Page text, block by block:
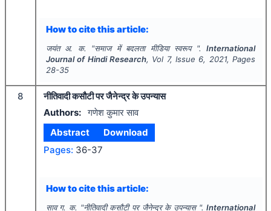
How to cite this article:
जयंत अ. क. "समाज में बदलता मीडिया स्वरूप ".International
Journal of Hindi Research, Vol 7, Issue 6, 2021, Pages
28-35
8
नीतिवादी कसौटी पर जैनेन्द्र के उपन्यास
Authors: गणेश कुमार साव
Abstract
Download
Pages: 36-37
How to cite this article:
साव ग. क. "नीतिवादी कसौटी पर जैनेन्द्र के उपन्यास ".International